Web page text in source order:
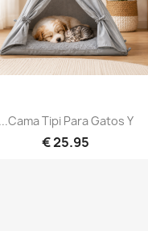
نظرة سريعة
Cama Tipi Para Gatos Y...
25.95 €